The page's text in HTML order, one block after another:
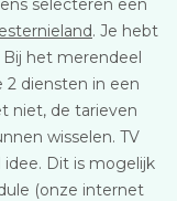
selecteren een
. Je hebt
het merendeel
2 diensten in een
niet, de tarieven
wisselen. TV
Dit is mogelijk
(onze internet